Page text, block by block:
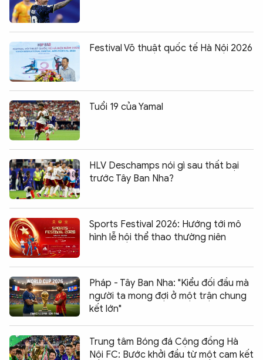
Festival Võ thuật quốc tế Hà Nội 2026
Tuổi 19 của Yamal
HLV Deschamps nói gì sau thất bại
trước Tây Ban Nha?
Sports Festival 2026: Hướng tới mô
hình lễ hội thể thao thường niên
Pháp - Tây Ban Nha: "Kiểu đối đầu mà
người ta mong đợi ở một trận chung
kết lớn"
Trung tâm Bóng đá Cộng đồng Hà
Nội FC: Bước khởi đầu từ một cam kết